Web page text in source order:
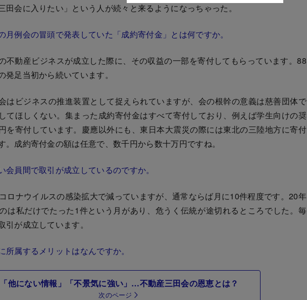
田会に入りたい」という人が続々と来るようになっちゃった。
例会の冒頭で発表していた「成約寄付金」とは何ですか。
不動産ビジネスが成立した際に、その収益の一部を寄付してもらっています。88
発足当初から続いています。
はビジネスの推進装置として捉えられていますが、会の根幹の意義は慈善団体で
てほしくない。集まった成約寄付金はすべて寄付しており、例えば学生向けの奨
を寄付しています。慶應以外にも、東日本大震災の際には東北の三陸地方に寄付
。成約寄付金の額は任意で、数千円から数十万円ですね。
員間で取引が成立しているのですか。
ロナウイルスの感染拡大で減っていますが、通常ならば月に10件程度です。20年
は私だけでたった1件という月があり、危うく伝統が途切れるところでした。毎
引が成立しています。
属するメリットはなんですか。
「他にない情報」「不景気に強い」…不動産三田会の恩恵とは？
次のページ